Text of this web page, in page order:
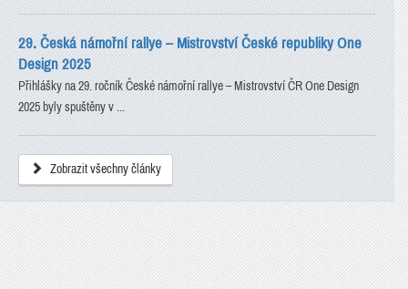
29. Česká námořní rallye – Mistrovství České republiky One
Design 2025
Přihlášky na 29. ročník České námořní rallye – Mistrovství ČR One Design
2025 byly spuštěny v ...
Zobrazit všechny články